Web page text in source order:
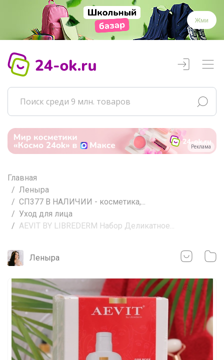
Жми
Реклама
Главная
Леныра
СП377 В НАЛИЧИИ - косметика,...
Уход для лица
AEVIT BY LIBREDERM Набор Деликатное...
Леныра